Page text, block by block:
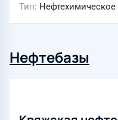
Тип
Нефтебазы